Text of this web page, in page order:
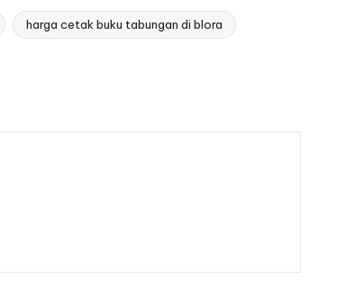
harga cetak buku tabungan di blora